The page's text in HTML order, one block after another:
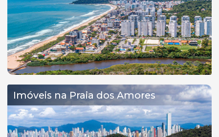
Imóveis na Praia dos Amores